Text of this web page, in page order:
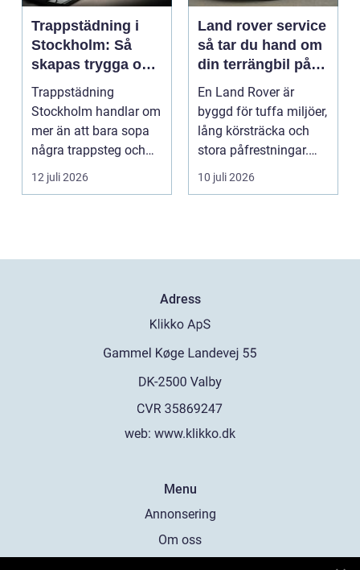
Trappstädning i
Stockholm: Så
skapas trygga och
trivsamma
trapphus
Trappstädning
Stockholm handlar om
mer än att bara sopa
några trappsteg och
torka en...
12 juli 2026
Land rover service
så tar du hand om
din terrängbil på
rätt sätt
En Land Rover är
byggd för tuffa miljöer,
lång körsträcka och
stora påfrestningar.
Samtidigt är det ...
10 juli 2026
Adress
web: www.klikko.dk
Menu
Annonsering
Om oss